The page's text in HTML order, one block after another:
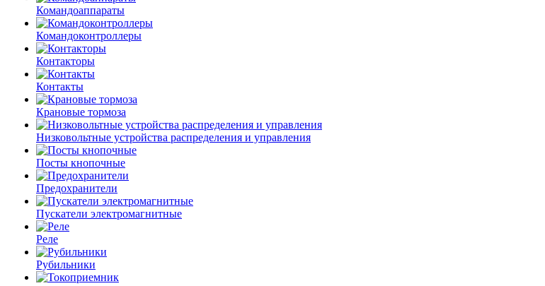
Командоаппараты
Командоконтроллеры
Контакторы
Контакты
Крановые тормоза
Низковольтные устройства распределения и управления
Посты кнопочные
Предохранители
Пускатели электромагнитные
Реле
Рубильники